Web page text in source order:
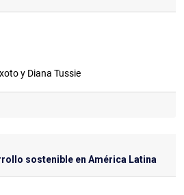
y Diana Tussie
sostenible en América Latina